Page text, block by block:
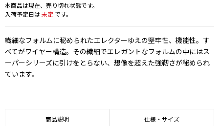
本商品は現在、売り切れ状態です。
入荷予定日は未定 です。
繊細なフォルムに秘められたエレクターゆえの堅牢性、機能性。す
べてがワイヤー構造。その繊細でエレガントなフォルムの中にはス
ーパーシリーズに引けをとらない、想像を超えた強靭さが秘められ
ています。
商品説明 仕様・サイズ